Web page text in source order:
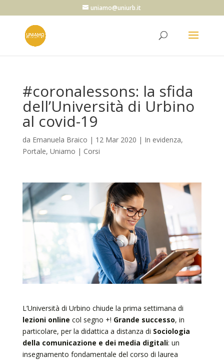
uniamo@uniurb.it
#coronalessons: la sfida
dell’Università di Urbino
al covid-19
da Emanuela Braico | 12 Mar 2020 | In evidenza,
Portale, Uniamo | Corsi
L’Università di Urbino chiude la prima settimana di
lezioni online col segno +! Grande successo, in
particolare, per la didattica a distanza di Sociologia
della comunicazione e dei media digitali: un
insegnamento fondamentale del corso di laurea